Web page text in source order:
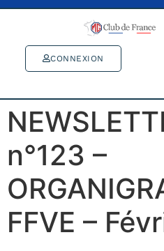
CONNEXION
n°123 –
FFVE –